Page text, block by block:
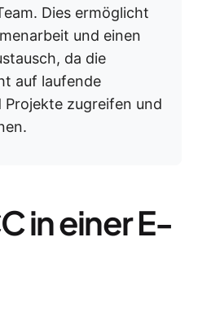
Dies ermöglicht
und einen
da die
auf laufende
zugreifen und
in einer E-